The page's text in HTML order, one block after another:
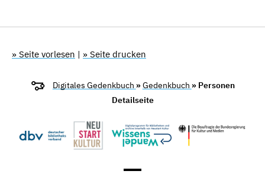
» Seite vorlesen | » Seite drucken
Digitales Gedenkbuch »Gedenkbuch » Personen
Detailseite